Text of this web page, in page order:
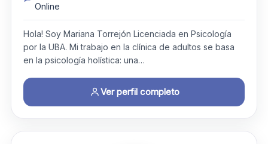
Online
Hola! Soy Mariana Torrejón Licenciada en Psicología
por la UBA. ​Mi trabajo en la clínica de adultos se basa
en la psicología holística: una…
Ver perfil completo